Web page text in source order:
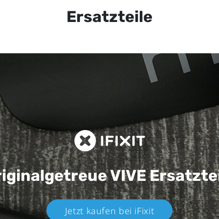
Ersatzteile
VIVE
Jetzt kaufen bei iFixit​